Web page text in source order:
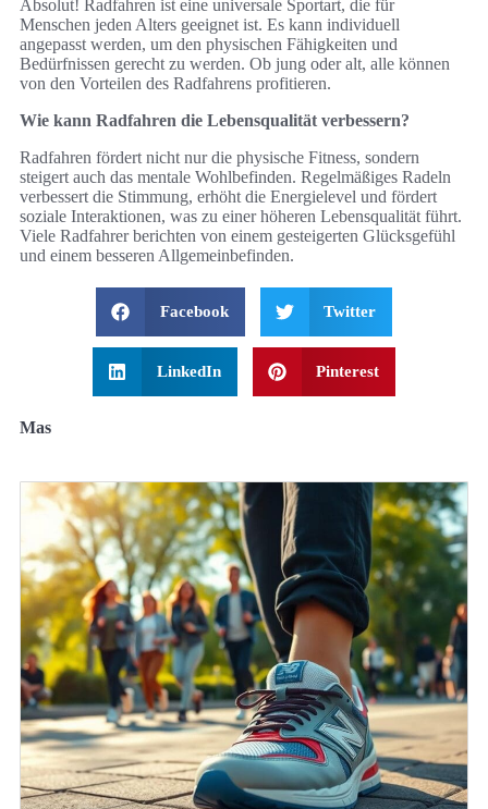
Absolut! Radfahren ist eine universale Sportart, die für
Menschen jeden Alters geeignet ist. Es kann individuell
angepasst werden, um den physischen Fähigkeiten und
Bedürfnissen gerecht zu werden. Ob jung oder alt, alle können
von den Vorteilen des Radfahrens profitieren.
Wie kann Radfahren die Lebensqualität verbessern?
Radfahren fördert nicht nur die physische Fitness, sondern
steigert auch das mentale Wohlbefinden. Regelmäßiges Radeln
verbessert die Stimmung, erhöht die Energielevel und fördert
soziale Interaktionen, was zu einer höheren Lebensqualität führt.
Viele Radfahrer berichten von einem gesteigerten Glücksgefühl
und einem besseren Allgemeinbefinden.
Facebook Twitter
LinkedIn Pinterest
Mas